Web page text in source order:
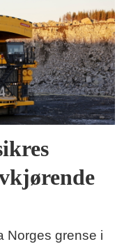
Norges grense i